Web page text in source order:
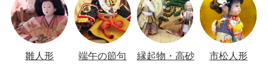
雛人形 端午の節句
縁起物・高砂
市松人形